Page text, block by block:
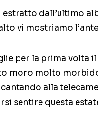
estratto dall’ultimo
vi mostriamo
per la prima volta
moro molto
alla
sentire questa